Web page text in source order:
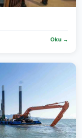
Oku →